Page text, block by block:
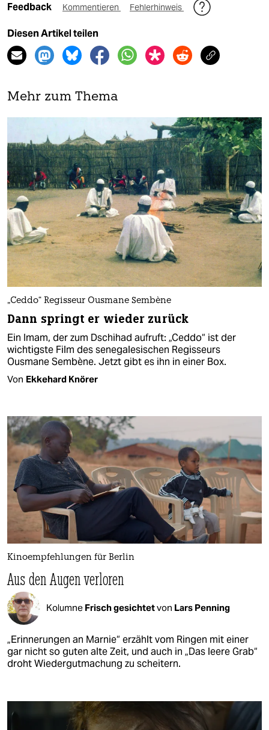
Feedback Kommentieren Fehlerhinweis
Diesen Artikel teilen
Mehr zum Thema
„Ceddo“ Regisseur Ousmane Sembène
Dann springt er wieder zurück
Ein Imam, der zum Dschihad aufruft: „Ceddo“ ist der
wichtigste Film des senegalesischen Regisseurs
Ousmane Sembène. Jetzt gibt es ihn in einer Box.
Von Ekkehard Knörer
Kinoempfehlungen für Berlin
Aus den Augen verloren
Kolumne Frisch gesichtetvon Lars Penning
„Erinnerungen an Marnie“ erzählt vom Ringen mit einer
gar nicht so guten alte Zeit, und auch in „Das leere Grab“
droht Wiedergutmachung zu scheitern.